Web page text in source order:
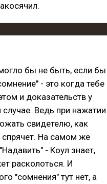
бы не быть, если бы
- это когда тебе
и доказательств у
Ведь при нажатии
свидетелю, как
спрячет. На самом же
- Коул знает,
расколоться. И
"сомнения" тут нет, а